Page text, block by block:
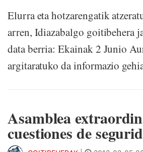
Elurra eta hotzarengatik
arren, Idiazabalgo goitibehera
data berria: Ekainak 2 Junio
argitaratuko da informazio
Asamblea
cuestiones de